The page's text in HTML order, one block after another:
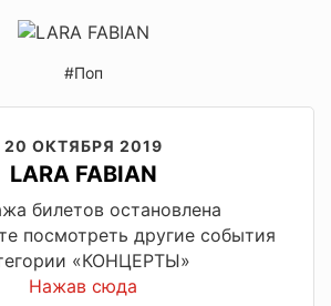
#Поп
20 ОКТЯБРЯ 2019
LARA FABIAN
билетов остановлена
посмотреть другие события
«КОНЦЕРТЫ»
Нажав сюда